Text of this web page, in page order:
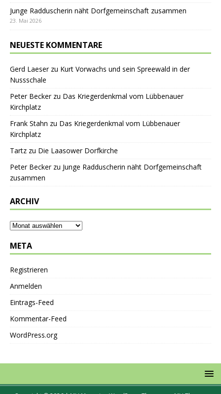
Junge Radduscherin näht Dorfgemeinschaft zusammen
23. Mai 2026
NEUESTE KOMMENTARE
Gerd Laeserzu Kurt Vorwachs und sein Spreewald in der
Nussschale
Peter Beckerzu Das Kriegerdenkmal vom Lübbenauer
Kirchplatz
Frank Stahn zu Das Kriegerdenkmal vom Lübbenauer
Kirchplatz
Tartz zu Die Laasower Dorfkirche
Peter Beckerzu Junge Radduscherin näht Dorfgemeinschaft
zusammen
ARCHIV
META
Registrieren
Anmelden
Eintrags-Feed
Kommentar-Feed
WordPress.org